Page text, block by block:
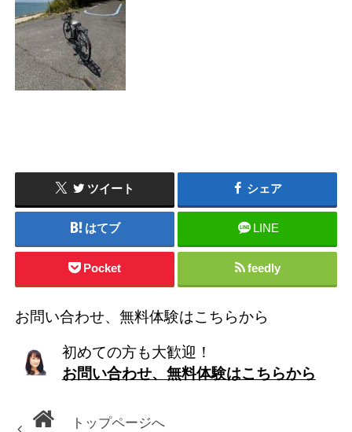
ツイート シェア
はてブ LINE
Pocket feedly
お問い合わせ、無料体験はこちらから
初めての方も大歓迎！
お問い合わせ、無料体験はこちらから
トップページへ